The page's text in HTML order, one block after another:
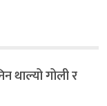
थाल्यो गोली र